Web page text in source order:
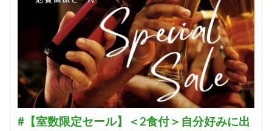
#【室数限定セール】＜2食付＞自分好みに出